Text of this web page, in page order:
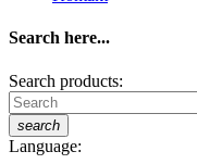
Search here...
Search products:
search
Language: